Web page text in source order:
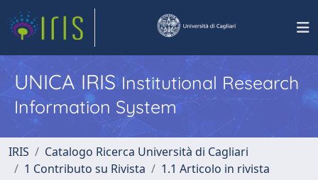
UNICA IRISInstitutional Research
Information System
IRIS
Catalogo Ricerca Università di Cagliari
1 Contributo su Rivista
1.1 Articolo in rivista